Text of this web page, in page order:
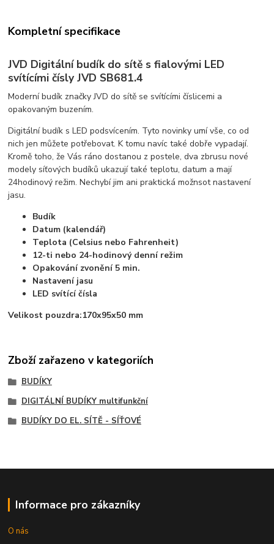
Kompletní specifikace
JVD Digitální budík do sítě s fialovými LED
svítícími čísly JVD SB681.4
Moderní budík značky JVD do sítě se svítícími číslicemi a
opakovaným buzením.
Digitální budík s LED podsvícením. Tyto novinky umí vše, co od
nich jen můžete potřebovat. K tomu navíc také dobře vypadají.
Kromě toho, že Vás ráno dostanou z postele, dva zbrusu nové
modely síťových budíků ukazují také teplotu, datum a mají
24hodinový režim. Nechybí jim ani praktická možnsot nastavení
jasu.
Budík
Datum (kalendář)
Teplota (Celsius nebo Fahrenheit)
12-ti nebo 24-hodinový denní režim
Opakování zvonění 5 min.
Nastavení jasu
LED svítící čísla
Velikost pouzdra:170x95x50 mm
Zboží zařazeno v kategoriích
BUDÍKY
DIGITÁLNÍ BUDÍKY multifunkční
BUDÍKY DO EL. SÍTĚ - SÍŤOVÉ
Informace pro zákazníky
O nás